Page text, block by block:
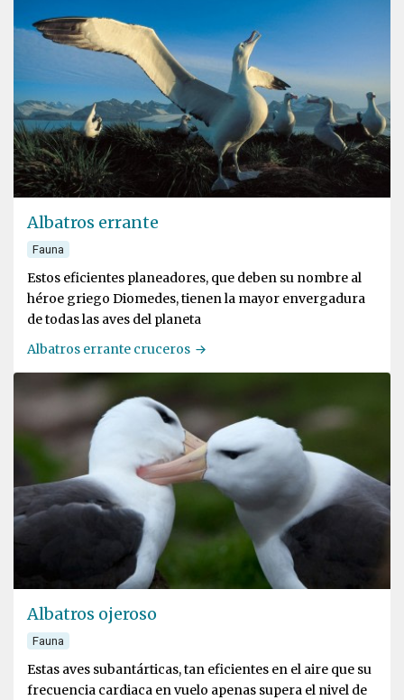
Albatros errante
Fauna
Estos eficientes planeadores, que deben su nombre al
héroe griego Diomedes, tienen la mayor envergadura
de todas las aves del planeta
Albatros errante cruceros
Albatros ojeroso
Fauna
Estas aves subantárticas, tan eficientes en el aire que su
frecuencia cardiaca en vuelo apenas supera el nivel de